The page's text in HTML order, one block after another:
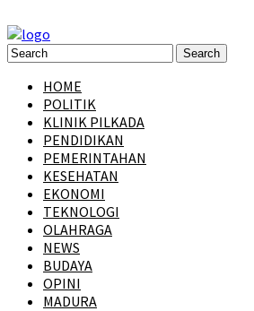
HOME
POLITIK
KLINIK PILKADA
PENDIDIKAN
PEMERINTAHAN
KESEHATAN
EKONOMI
TEKNOLOGI
OLAHRAGA
NEWS
BUDAYA
OPINI
MADURA